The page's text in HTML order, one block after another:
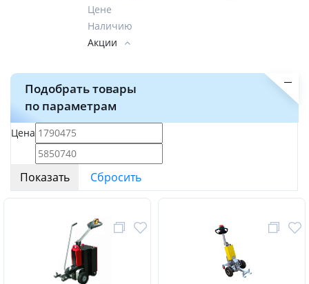
Цене
Наличию
Акции
Подобрать товары
по параметрам
Цена